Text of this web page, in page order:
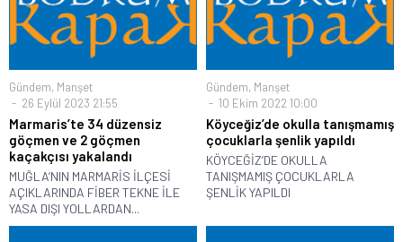
Gündem, Manşet
26 Eylül 2023 21:55
Marmaris’te 34 düzensiz
göçmen ve 2 göçmen
kaçakçısı yakalandı
MUĞLA’NIN MARMARİS İLÇESİ
AÇIKLARINDA FİBER TEKNE İLE
YASA DIŞI YOLLARDAN...
Gündem, Manşet
10 Ekim 2022 10:00
Köyceğiz’de okulla tanışmamış
çocuklarla şenlik yapıldı
KÖYCEĞİZ’DE OKULLA
TANIŞMAMIŞ ÇOCUKLARLA
ŞENLİK YAPILDI